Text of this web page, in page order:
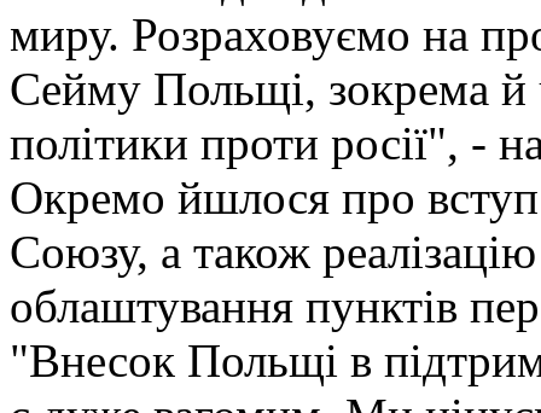
миру. Розраховуємо на
Сейму Польщі, зокрема й
політики проти росії", -
Окремо йшлося про
Союзу, а також
облаштування пунктів
"Внесок Польщі в